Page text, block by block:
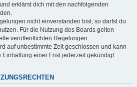
erklärst dich mit den nachfolgenden
nicht einverstanden bist, so darfst du
Für die Nutzung des Boards gelten
veröffentlichten Regelungen.
auf unbestimmte Zeit geschlossen und kann
einer Frist jederzeit gekündigt